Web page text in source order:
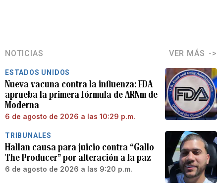
NOTICIAS VER MÁS
ESTADOS UNIDOS
Nueva vacuna contra la influenza: FDA
aprueba la primera fórmula de ARNm de
Moderna
6 de agosto de 2026 a las 10:29 p.m.
TRIBUNALES
Hallan causa para juicio contra “Gallo
The Producer” por alteración a la paz
6 de agosto de 2026 a las 9:20 p.m.